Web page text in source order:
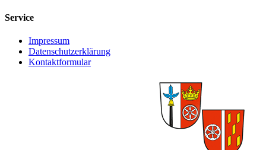
Service
Impressum
Datenschutzerklärung
Kontaktformular